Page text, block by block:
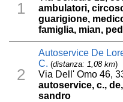
1
ambulatori,
guarigione,
famiglia, mian,
2
Autoservice De
C. (distanza: 1,08 km)
Via Dell' Omo 46,
autoservice, c.,
sandro